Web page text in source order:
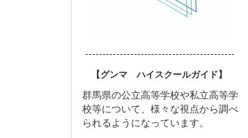
-------------------------------------------
【グンマ ハイスクールガイド】
群馬県の公立高等学校や私立高等学
校等について、様々な視点から調べ
られるようになっています。